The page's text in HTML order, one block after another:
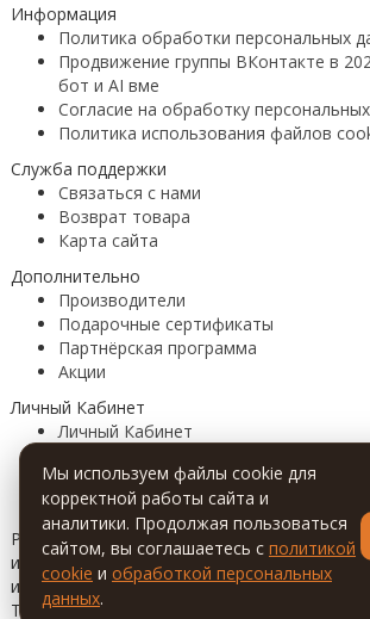
Информация
Политика обработки персональных
Продвижение группы ВКонтакте в
бот и AI вме
Согласие на обработку
Политика использования файлов
Служба поддержки
Связаться с нами
Возврат товара
Карта сайта
Дополнительно
Производители
Подарочные сертификаты
Партнёрская программа
Акции
Личный Кабинет
Личный Кабинет
Закладки
Рассылка
Разработка сайтов, мобильных
и AI-решений под ключ. Также продвижение
или товаров в социальных сетях:
Телеграм, Ютуб с гарантией качества и
Мы используем файлы cookie для
корректной работы сайта и
аналитики. Продолжая пользоваться
сайтом, вы соглашаетесь с политикой
cookie и обработкой персональных
данных.